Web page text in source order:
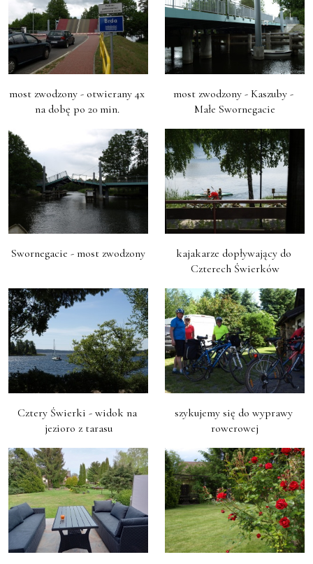
most zwodzony - otwierany 4x
na dobę po 20 min.
most zwodzony - Kaszuby -
Małe Swornegacie
Swornegacie - most zwodzony
kajakarze dopływający do
Czterech Świerków
Cztery Świerki - widok na
jezioro z tarasu
szykujemy się do wyprawy
rowerowej